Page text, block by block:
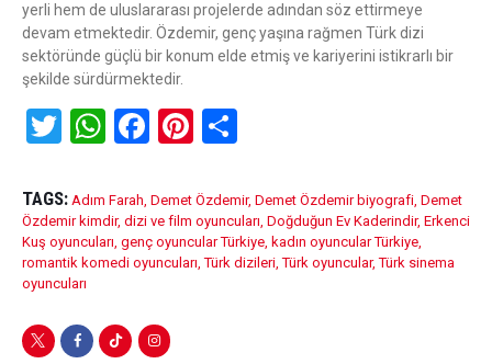
yerli hem de uluslararası projelerde adından söz ettirmeye
devam etmektedir. Özdemir, genç yaşına rağmen Türk dizi
sektöründe güçlü bir konum elde etmiş ve kariyerini istikrarlı bir
şekilde sürdürmektedir.
T
tt
er
W
at
s
A
p
F
ce
b
o
k
Pi
er
es
t
ar
e
TAGS: Adım Farah, Demet Özdemir, Demet Özdemir biyografi, Demet
Özdemir kimdir, dizi ve film oyuncuları, Doğduğun Ev Kaderindir, Erkenci
Kuş oyuncuları, genç oyuncular Türkiye, kadın oyuncular Türkiye,
romantik komedi oyuncuları,Türk dizileri,Türk oyuncular,Türk sinema
oyuncuları